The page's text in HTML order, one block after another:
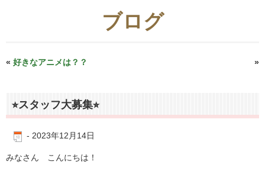
ブログ
« 好きなアニメは？？ »
⭐︎スタッフ大募集⭐︎
- 2023年12月14日
みなさん こんにちは！